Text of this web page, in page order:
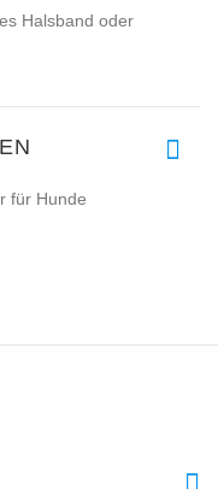
Halsband oder
für Hunde